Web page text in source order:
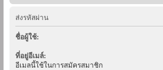
ส่งรหัสผ่าน
ชื่อผู้ใช้:
ที่อยู่อีเมล์:
อีเมลนี้ใช้ในการสมัครสมาชิก